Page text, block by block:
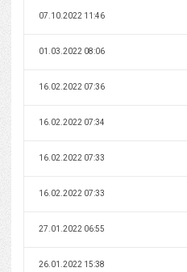
07.10.2022 11:46
01.03.2022 08:06
16.02.2022 07:36
16.02.2022 07:34
16.02.2022 07:33
16.02.2022 07:33
27.01.2022 06:55
26.01.2022 15:38